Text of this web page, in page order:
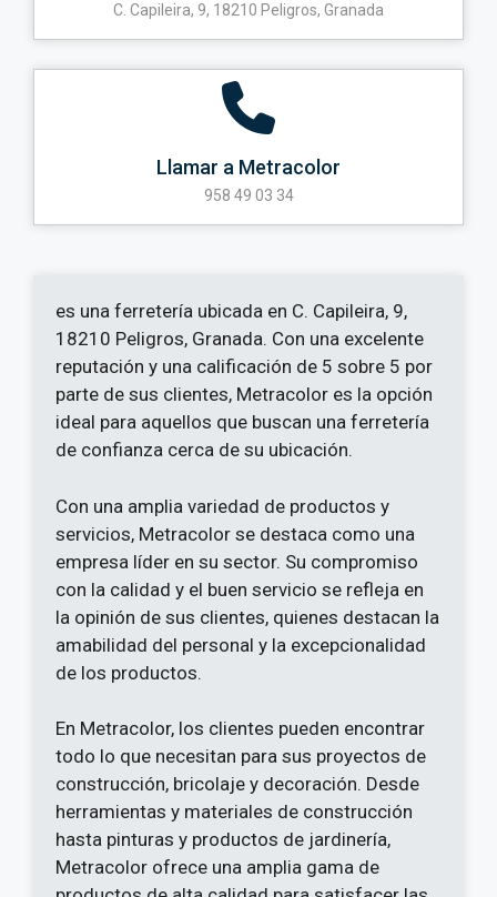
C. Capileira, 9, 18210 Peligros, Granada
Llamar a Metracolor
958 49 03 34
es una ferretería ubicada en C. Capileira, 9,
18210 Peligros, Granada. Con una excelente
reputación y una calificación de 5 sobre 5 por
parte de sus clientes, Metracolor es la opción
ideal para aquellos que buscan una ferretería
de confianza cerca de su ubicación.
Con una amplia variedad de productos y
servicios, Metracolor se destaca como una
empresa líder en su sector. Su compromiso
con la calidad y el buen servicio se refleja en
la opinión de sus clientes, quienes destacan la
amabilidad del personal y la excepcionalidad
de los productos.
En Metracolor, los clientes pueden encontrar
todo lo que necesitan para sus proyectos de
construcción, bricolaje y decoración. Desde
herramientas y materiales de construcción
hasta pinturas y productos de jardinería,
Metracolor ofrece una amplia gama de